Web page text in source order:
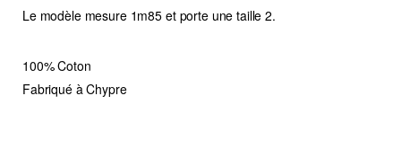
Le modèle mesure 1m85 et porte une taille 2.
100% Coton
Fabriqué à Chypre